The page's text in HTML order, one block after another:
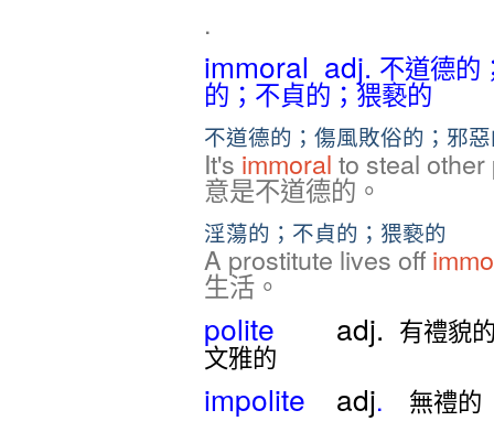
.
immoral adj. 不道德的
的；不貞的；猥褻的
不道德的；傷風敗俗的；邪
It's immoral to steal
意是不道德的。
淫蕩的；不貞的；猥褻的
A prostitute lives off
生活。
polite adj. 有禮貌
文雅的
impolite adj. 無禮的